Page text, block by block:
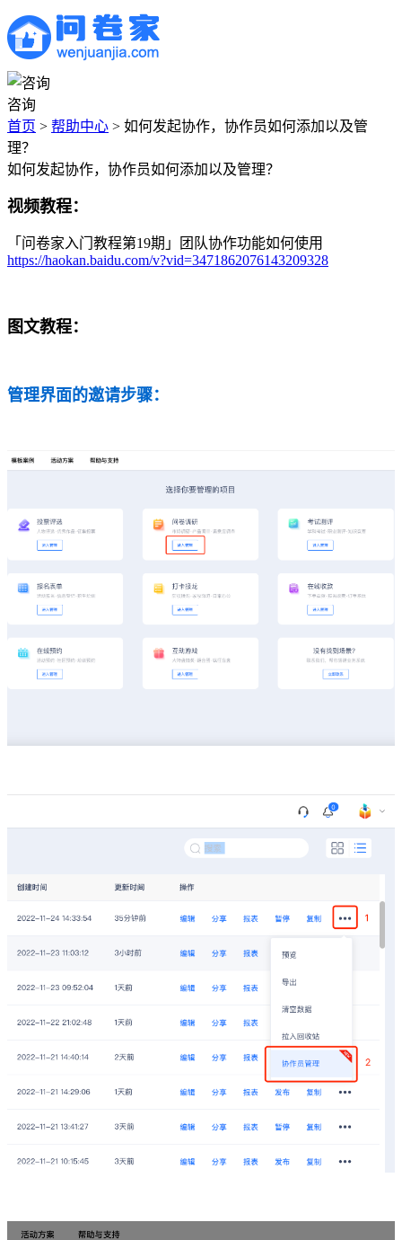
咨询
首页 > 帮助中心 > 如何发起协作，协作员如何添加以及管
理？
如何发起协作，协作员如何添加以及管理？
视频教程：
「问卷家入门教程第19期」团队协作功能如何使用
https://haokan.baidu.com/v?vid=3471862076143209328
图文教程：
管理界面的邀请步骤：